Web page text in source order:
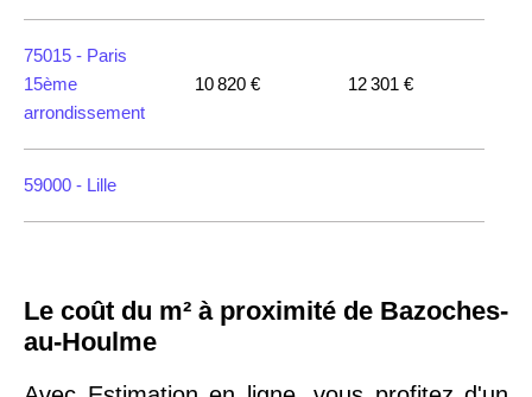
75015 - Paris
15ème
arrondissement
10 820 € 12 301 €
59000 - Lille
75018 -
Paris
arrondissement
Le coût du m² à proximité de Bazoches-
au-Houlme